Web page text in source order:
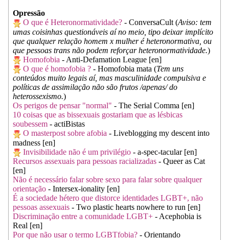
Opressão
O que é Heteronormatividade? - ConversaCult (Aviso: tem
umas coisinhas questionáveis aí no meio, tipo deixar implícito
que qualquer relação homem x mulher é heteronormativa, ou
que pessoas trans não podem reforçar heteronormatividade.)
Homofobia - Anti-Defamation League [en]
O que é homofobia ? - Homofobia mata (Tem uns
conteúdos muito legais aí, mas masculinidade compulsiva e
políticas de assimilação não são frutos /apenas/ do
heterossexismo.)
Os perigos de pensar "normal" - The Serial Comma [en]
10 coisas que as bissexuais gostariam que as lésbicas
soubessem - actiBistas
O masterpost sobre afobia - Liveblogging my descent into
madness [en]
Invisibilidade não é um privilégio - a-spec-tacular [en]
Recursos assexuais para pessoas racializadas - Queer as Cat
[en]
Não é necessário falar sobre sexo para falar sobre qualquer
orientação - Intersex-ionality [en]
É a sociedade hétero que distorce identidades LGBT+, não
pessoas assexuais - Two plastic hearts nowhere to run [en]
Discriminação entre a comunidade LGBT+ - Acephobia is
Real [en]
Por que não usar o termo LGBTfobia? - Orientando